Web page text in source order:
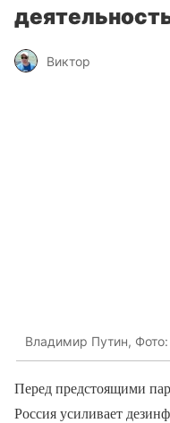
Виктор
Владимир Путин,
Перед предстоящими
Россия усиливает